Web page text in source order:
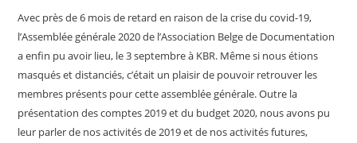
Avec près de 6 mois de retard en raison de la crise du covid-19,
l’Assemblée générale 2020 de l’Association Belge de Documentation
a enfin pu avoir lieu, le 3 septembre à KBR. Même si nous étions
masqués et distanciés, c’était un plaisir de pouvoir retrouver les
membres présents pour cette assemblée générale. Outre la
présentation des comptes 2019 et du budget 2020, nous avons pu
leur parler de nos activités de 2019 et de nos activités futures,